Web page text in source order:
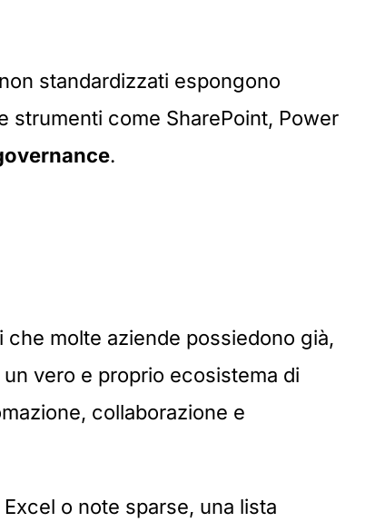
standardizzati espongono
strumenti come SharePoint, Power
.
molte aziende possiedono già,
vero e proprio ecosistema di
collaborazione e
o note sparse, una lista